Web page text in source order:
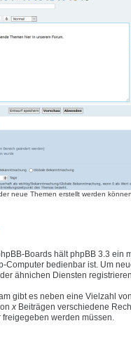
neue Themen erstellt werden können.
Boards hält phpBB 3.3
Computer bedienbar ist. Um
ähnichen Diensten
gibt es neben eine Vielzahl
x Beiträgen verschiedene
werden müssen.